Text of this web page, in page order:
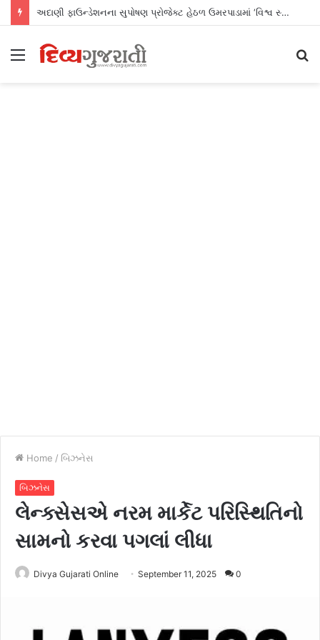
અદાણી ફાઉન્ડેશનના સુપોષણ પ્રોજેક્ટ હેઠળ ઉમરપાડામાં ‘વિશ્વ સ્તનપાન સપ્તાહ’ની સફળ ઉજવણી
Menu
Home / બિઝનેસ
બિઝનેસ
લેન્ક્સેસએ નરમ માર્કેટ પરિસ્થિતિનો
સામનો કરવા પગલાં લીધા
Divya Gujarati Online September 11, 2025 0